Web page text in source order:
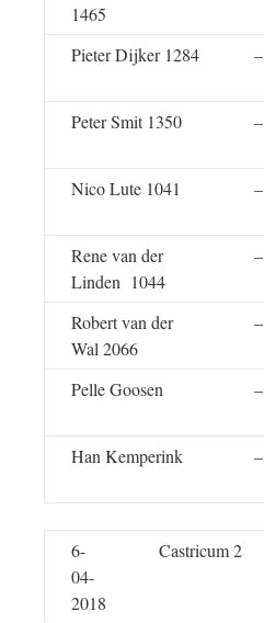
1465
Pieter Dijker 1284 –
Peter Smit 1350
–
Nico Lute 1041
–
Rene van der
Linden 1044
–
Robert van der
Wal 2066
–
Pelle Goosen –
Han Kemperink
–
6-
04-
2018
Castricum 2